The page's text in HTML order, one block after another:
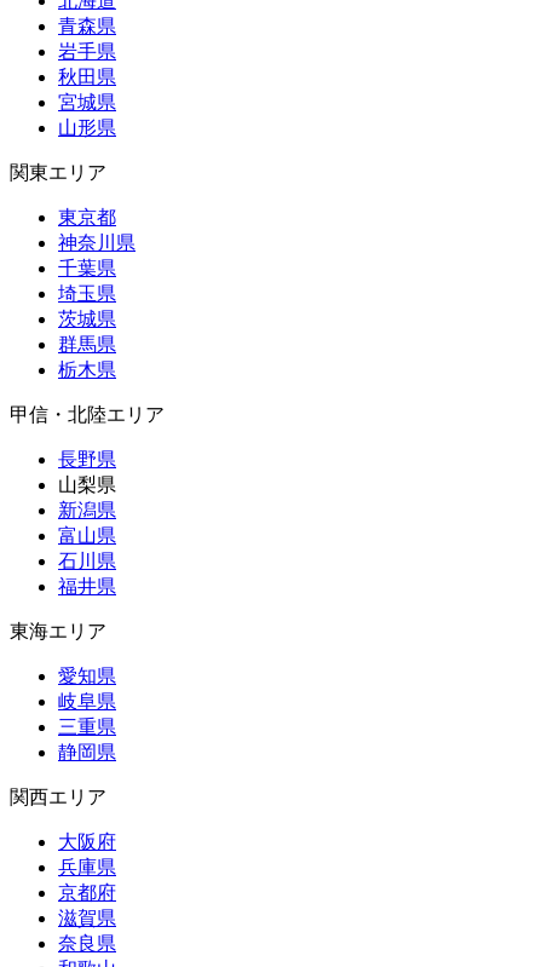
青森県
岩手県
秋田県
宮城県
山形県
関東エリア
東京都
神奈川県
千葉県
埼玉県
茨城県
群馬県
栃木県
甲信・北陸エリア
長野県
山梨県
新潟県
富山県
石川県
福井県
東海エリア
愛知県
岐阜県
三重県
静岡県
関西エリア
大阪府
兵庫県
京都府
滋賀県
奈良県